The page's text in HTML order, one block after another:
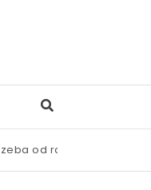
razu ratować dziecka